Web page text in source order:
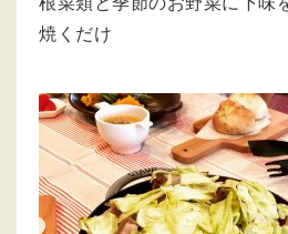
焼くだけ